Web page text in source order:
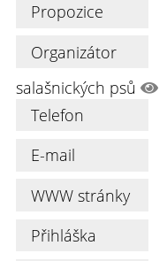
Propozice
Organizátor
salašnických psů
Telefon
E-mail
WWW stránky
Přihláška